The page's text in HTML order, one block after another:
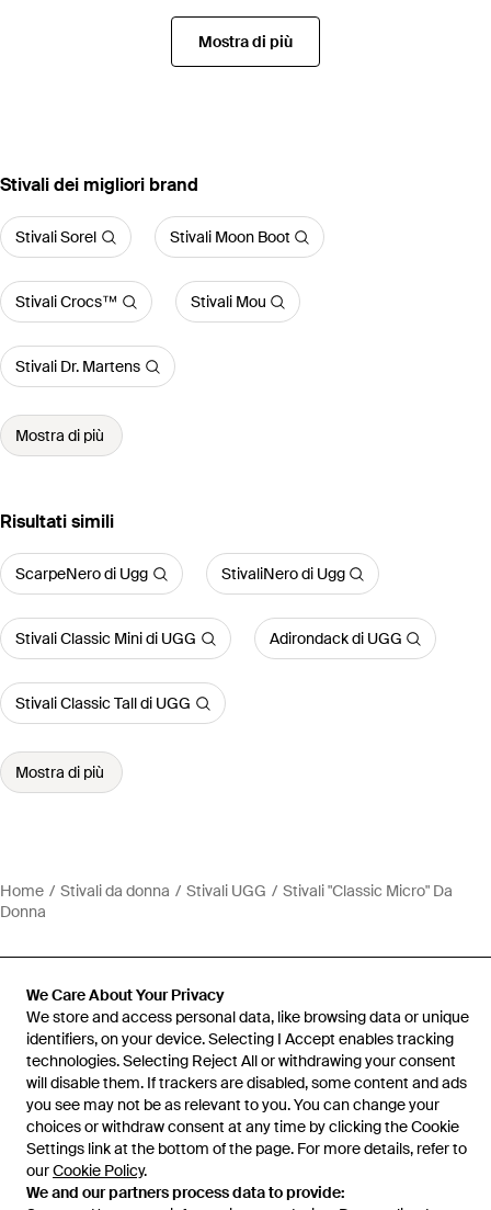
We Care About Your Privacy
We store and access personal data, like browsing data or unique
identifiers, on your device. Selecting I Accept enables tracking
technologies. Selecting Reject All or withdrawing your consent
will disable them. If trackers are disabled, some content and ads
you see may not be as relevant to you. You can change your
choices or withdraw consent at any time by clicking the Cookie
Settings link at the bottom of the page. For more details, refer to
ourCookie Policy.
We and our partners process data to provide:
Mostra di più
‪Stivali‬ dei migliori brand
Stivali Sorel Stivali Moon Boot
Stivali Crocs™ Stivali Mou
Stivali Dr. Martens
Mostra di più
Risultati simili
ScarpeNero di Ugg StivaliNero di Ugg
Stivali Classic Mini di UGG Adirondack di UGG
Stivali Classic Tall di UGG
Mostra di più
Home Stivali da donna Stivali UGG
Stivali "Classic Micro" Da
Donna
Assistenza e info